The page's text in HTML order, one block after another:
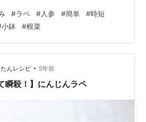
か。是非、試してみてください。
材料】（二人分） 人参：１本くる
じ1/2オリーブオイル：大さじ１ 【作
り器で１本千切りにして、塩で揉
く。 くるみはすり鉢とすりこぎで
（包丁で…
#ラペ #人参 #簡単 #時短
小鉢 #根菜
んレシピ • 5年前
瞬殺！】にんじんラペ